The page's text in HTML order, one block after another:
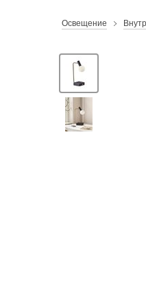
Освещение